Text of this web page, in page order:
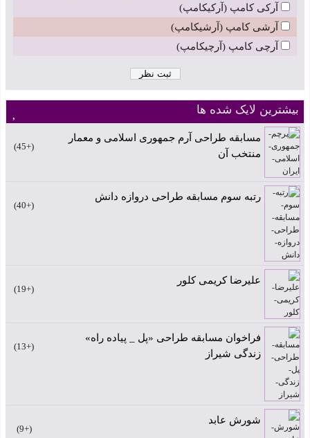
آرکی کامپ (آرکیکامپ)
آرشی کامپ (آرشیکامپ)
آرچی کامپ (آرچیکامپ)
بیشترین لایک شده ها
مسابقه طراحی آرم جمهوری اسلامی و معمار
منتخب آن
+45
رتبه سوم مسابقه طراحی دروازه دانش
+40
علیرضا کریمی کلور
+19
فراخوان مسابقه طراحی «پل _ پیاده راه»
زندگی شیراز
+13
شورش عابد
+9